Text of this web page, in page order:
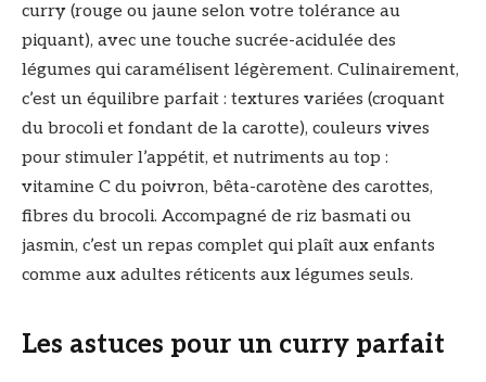
curry (rouge ou jaune selon votre tolérance au
piquant), avec une touche sucrée-acidulée des
légumes qui caramélisent légèrement. Culinairement,
c’est un équilibre parfait : textures variées (croquant
du brocoli et fondant de la carotte), couleurs vives
pour stimuler l’appétit, et nutriments au top :
vitamine C du poivron, bêta-carotène des carottes,
fibres du brocoli. Accompagné de riz basmati ou
jasmin, c’est un repas complet qui plaît aux enfants
comme aux adultes réticents aux légumes seuls.
Les astuces pour un curry parfait